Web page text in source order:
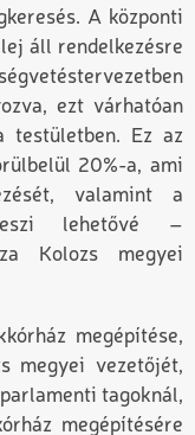
A központi
áll rendelkezésre
ezt várhatóan
testületben. Ez az
20%-a, ami
valamint a
teszi lehetővé –
Kolozs megyei
megépítése,
megyei vezetőjét,
tagoknál,
megépítésére